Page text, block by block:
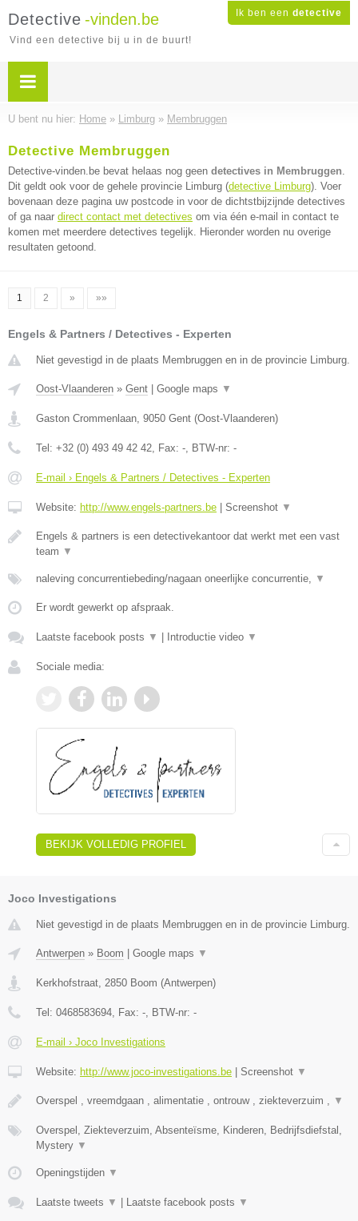
Ik ben een detective
Detective -vinden.be
Vind een detective bij u in de buurt!
U bent nu hier: Home » Limburg » Membruggen
Detective Membruggen
Detective-vinden.be bevat helaas nog geen detectives in Membruggen.
Dit geldt ook voor de gehele provincie Limburg (detective Limburg). Voer
bovenaan deze pagina uw postcode in voor de dichtstbijzijnde detectives
of ga naar direct contact met detectives om via één e-mail in contact te
komen met meerdere detectives tegelijk. Hieronder worden nu overige
resultaten getoond.
1 2 » »»
Engels & Partners / Detectives - Experten
Niet gevestigd in de plaats Membruggen en in de provincie Limburg.
Oost-Vlaanderen » Gent Google maps ▼
Gaston Crommenlaan, 9050 Gent (Oost-Vlaanderen)
Tel: +32 (0) 493 49 42 42, Fax: -, BTW-nr: -
E-mail › Engels & Partners / Detectives - Experten
Website: http://www.engels-partners.be Screenshot ▼
Engels & partners is een detectivekantoor dat werkt met een vast
team ▼
naleving concurrentiebeding/nagaan oneerlijke concurrentie, ▼
Er wordt gewerkt op afspraak.
Laatste facebook posts ▼ Introductie video ▼
Sociale media:
BEKIJK VOLLEDIG PROFIEL
Joco Investigations
Niet gevestigd in de plaats Membruggen en in de provincie Limburg.
Antwerpen » Boom Google maps ▼
Kerkhofstraat, 2850 Boom (Antwerpen)
Tel: 0468583694, Fax: -, BTW-nr: -
E-mail › Joco Investigations
Website: http://www.joco-investigations.be Screenshot ▼
Overspel , vreemdgaan , alimentatie , ontrouw , ziekteverzuim , ▼
Overspel, Ziekteverzuim, Absenteïsme, Kinderen, Bedrijfsdiefstal,
Mystery ▼
Openingstijden ▼
Laatste tweets ▼ Laatste facebook posts ▼